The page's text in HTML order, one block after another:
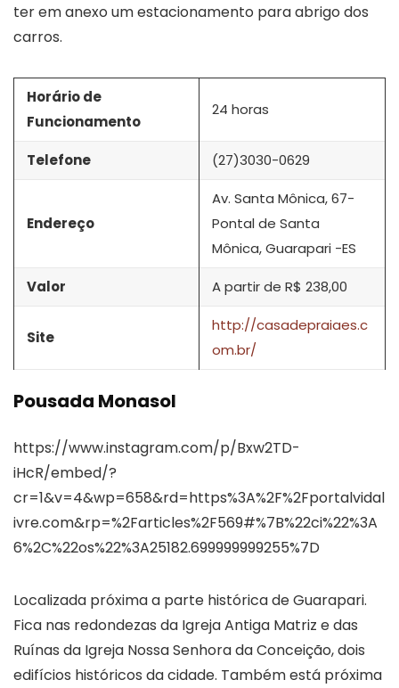
ter em anexo um estacionamento para abrigo dos
carros.
Horário de
Funcionamento
24 horas
Telefone (27)3030-0629
Endereço
Av. Santa Mônica, 67-
Pontal de Santa
Mônica, Guarapari -ES
Valor A partir de R$ 238,00
Site
http://casadepraiaes.c
om.br/
Pousada Monasol
https://www.instagram.com/p/Bxw2TD-
iHcR/embed/?
cr=1&v=4&wp=658&rd=https%3A%2F%2Fportalvidal
ivre.com&rp=%2Farticles%2F569#%7B%22ci%22%3A
6%2C%22os%22%3A25182.699999999255%7D
Localizada próxima a parte histórica de Guarapari.
Fica nas redondezas da Igreja Antiga Matriz e das
Ruínas da Igreja Nossa Senhora da Conceição, dois
edifícios históricos da cidade. Também está próxima